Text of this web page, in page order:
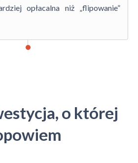
opłacalna niż „flipowanie”
o której